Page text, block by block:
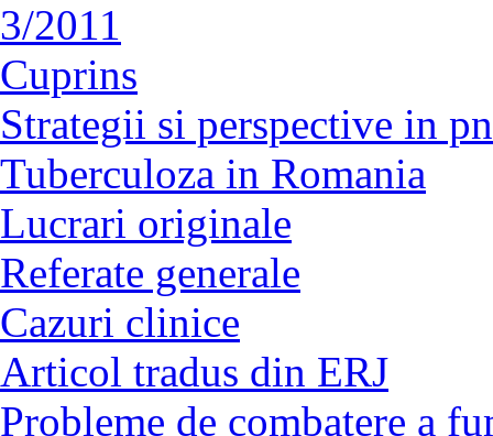
3/2011
Cuprins
Strategii si perspective in
Tuberculoza in Romania
Lucrari originale
Referate generale
Cazuri clinice
Articol tradus din ERJ
Probleme de combatere a